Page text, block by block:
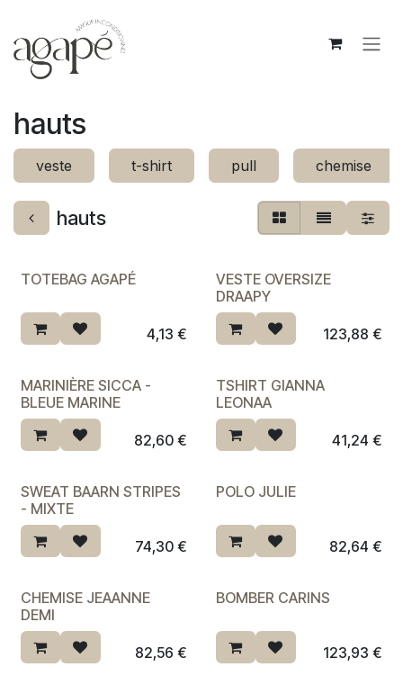
hauts
veste t-shirt pull chemise
hauts
TOTEBAG AGAPÉ
4,13 €
VESTE OVERSIZE
DRAAPY
123,88 €
Dernière chance ♡
MARINIÈRE SICCA -
BLEUE MARINE
82,60€
TSHIRT GIANNA
LEONAA
41,24 €
SWEAT BAARN STRIPES
- MIXTE
74,30€
POLO JULIE
82,64 €
CHEMISE JEAANNE
DEMI
82,56 €
BOMBER CARINS
123,93 €